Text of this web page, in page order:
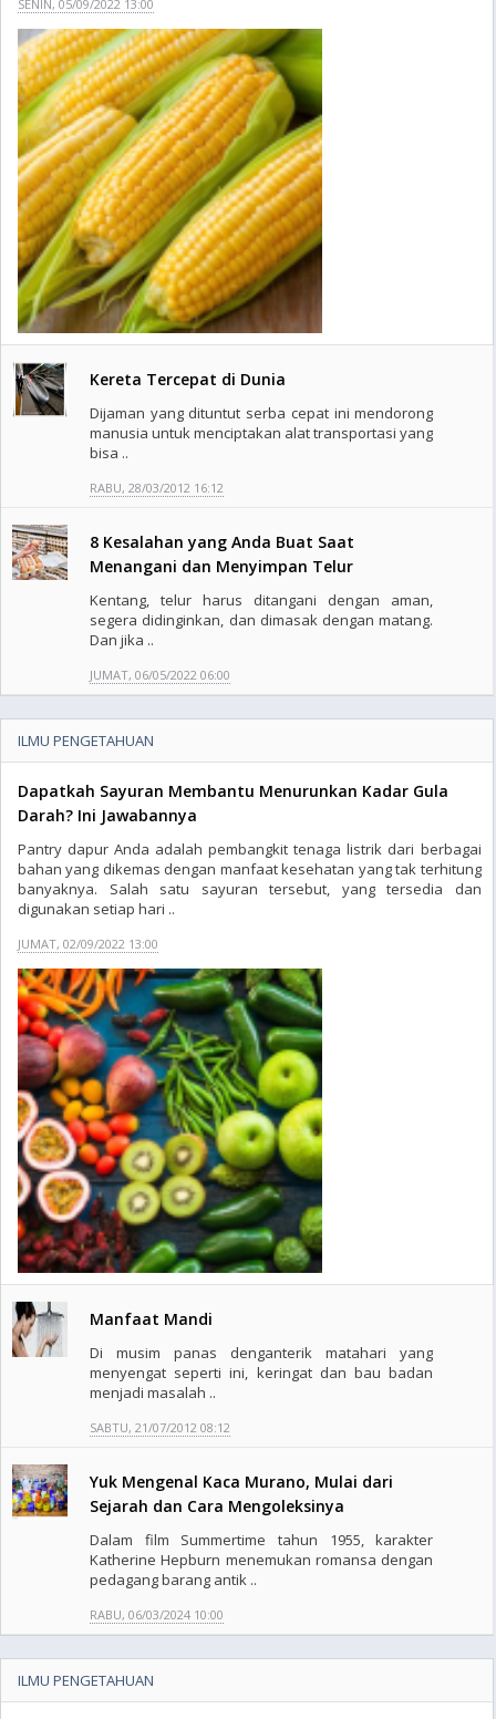
SENIN, 05/09/2022 13:00
Kereta Tercepat di Dunia
Dijaman yang dituntut serba cepat ini mendorong
manusia untuk menciptakan alat transportasi yang
bisa ..
RABU, 28/03/2012 16:12
8 Kesalahan yang Anda Buat Saat
Menangani dan Menyimpan Telur
Kentang, telur harus ditangani dengan aman,
segera didinginkan, dan dimasak dengan matang.
Dan jika ..
JUMAT, 06/05/2022 06:00
ILMU PENGETAHUAN
Dapatkah Sayuran Membantu Menurunkan Kadar Gula
Darah? Ini Jawabannya
Pantry dapur Anda adalah pembangkit tenaga listrik dari berbagai
bahan yang dikemas dengan manfaat kesehatan yang tak terhitung
banyaknya. Salah satu sayuran tersebut, yang tersedia dan
digunakan setiap hari ..
JUMAT, 02/09/2022 13:00
Manfaat Mandi
Di musim panas denganterik matahari yang
menyengat seperti ini, keringat dan bau badan
menjadi masalah ..
SABTU, 21/07/2012 08:12
Yuk Mengenal Kaca Murano, Mulai dari
Sejarah dan Cara Mengoleksinya
Dalam film Summertime tahun 1955, karakter
Katherine Hepburn menemukan romansa dengan
pedagang barang antik ..
RABU, 06/03/2024 10:00
ILMU PENGETAHUAN